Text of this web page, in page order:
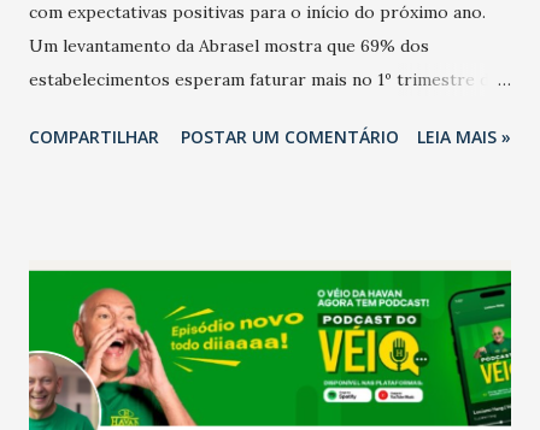
com expectativas positivas para o início do próximo ano.
Um levantamento da Abrasel mostra que 69% dos
estabelecimentos esperam faturar mais no 1º trimestre de
relação ao último trimestre deste ano, 56% também
confraternizações de fim de ano e pelo pagamento do 13º
Salário para um número maior de trabalhadores, já que o
país tem a menor taxa de desemprego dos anos recentes.
Ainda segundo a Pesquisa, em novembro de 2025, 40% dos
bares e restaurantes operaram com lucro e outros 40%
COMPARTILHAR POSTAR UM COMENTÁRIO LEIA MAIS »